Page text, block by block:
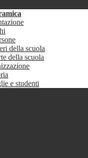
della scuola
della scuola
e studenti